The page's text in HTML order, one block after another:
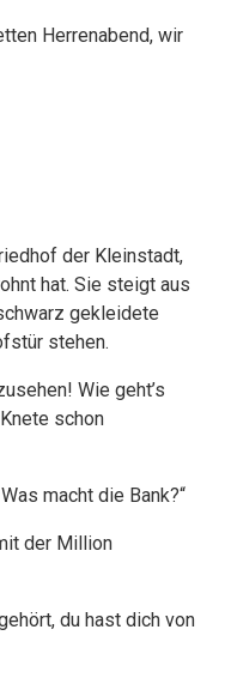
Herrenabend, wir
der Kleinstadt,
hat. Sie steigt aus
gekleidete
stehen.
Wie geht’s
schon
macht die Bank?“
der Million
du hast dich von